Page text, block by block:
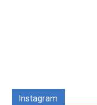
Instagram